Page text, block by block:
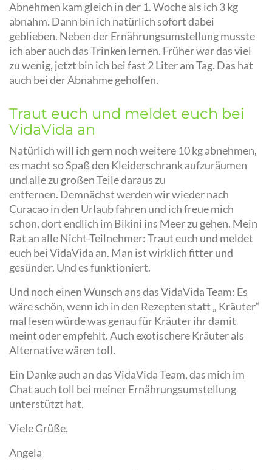
Abnehmen kam gleich in der 1. Woche als ich 3 kg
abnahm. Dann bin ich natürlich sofort dabei
geblieben. Neben der Ernährungsumstellung musste
ich aber auch das Trinken lernen. Früher war das viel
zu wenig, jetzt bin ich bei fast 2 Liter am Tag. Das hat
auch bei der Abnahme geholfen.
Traut euch und meldet euch bei
VidaVida an
Natürlich will ich gern noch weitere 10 kg abnehmen,
es macht so Spaß den Kleiderschrank aufzuräumen
und alle zu großen Teile daraus zu
entfernen. Demnächst werden wir wieder nach
Curacao in den Urlaub fahren und ich freue mich
schon, dort endlich im Bikini ins Meer zu gehen. Mein
Rat an alle Nicht-Teilnehmer: Traut euch und meldet
euch bei VidaVida an. Man ist wirklich fitter und
gesünder. Und es funktioniert.
Und noch einen Wunsch ans das VidaVida Team: Es
wäre schön, wenn ich in den Rezepten statt „ Kräuter“
mal lesen würde was genau für Kräuter ihr damit
meint oder empfehlt. Auch exotischere Kräuter als
Alternative wären toll.
Ein Danke auch an das VidaVida Team, das mich im
Chat auch toll bei meiner Ernährungsumstellung
unterstützt hat.
Viele Grüße,
Angela